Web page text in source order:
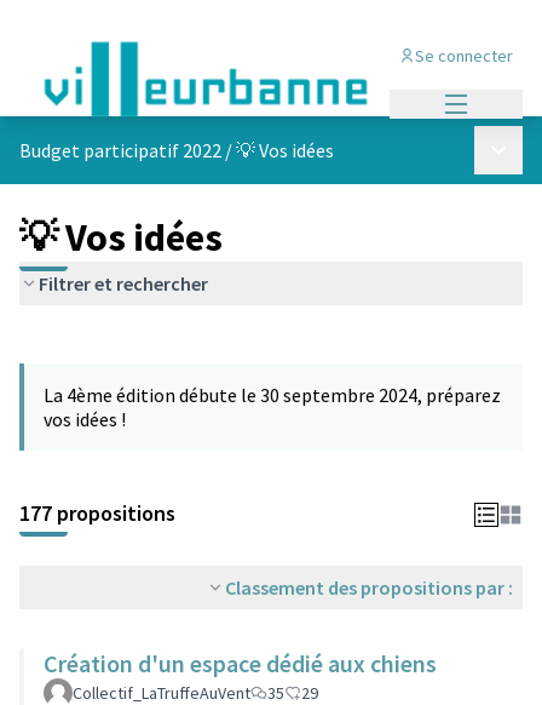
Se connecter
Budget participatif 2022 /💡 Vos idées
💡 Vos idées
Filtrer et rechercher
−
La 4ème édition débute le 30 septembre 2024, préparez
vos idées !
177 propositions
Classement des propositions par :
Création d'un espace dédié aux chiens
Collectif_LaTruffeAuVent 35
29